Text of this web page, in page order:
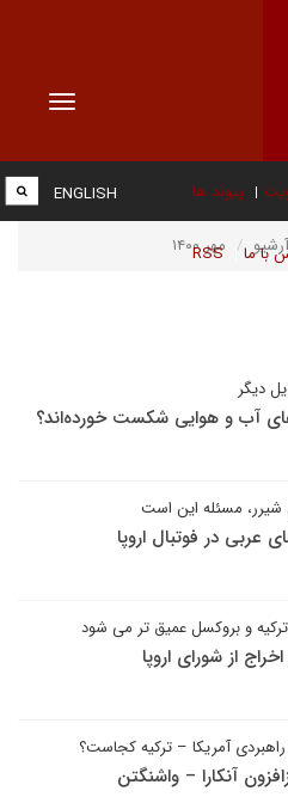
Toggle
پیوند ها
با ما RSS
ENGLISH
آرشیو مهر ۱۴۰۰
دیگر
آب و هوایی شکست خورده‌اند؟
شیرر، مسئله این است
عربی در فوتبال اروپا
و بروکسل عمیق تر می شود
از شورای اروپا
آمریکا – ترکیه کجاست؟
آنکارا – واشنگتن